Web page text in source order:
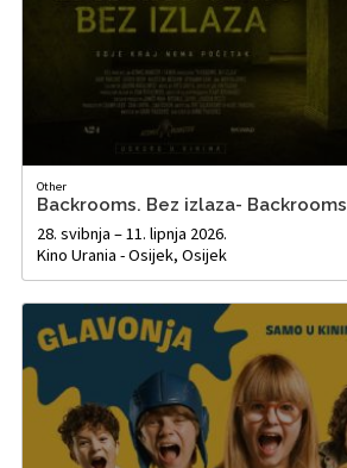
Other
Backrooms. Bez izlaza- Backrooms
28. svibnja – 11. lipnja 2026.
Kino Urania - Osijek, Osijek